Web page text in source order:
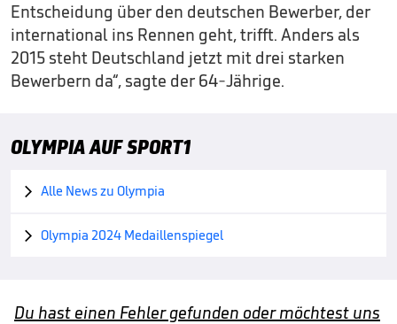
Entscheidung über den deutschen Bewerber, der
international ins Rennen geht, trifft. Anders als
2015 steht Deutschland jetzt mit drei starken
Bewerbern da“, sagte der 64-Jährige.
OLYMPIA AUF SPORT1
 Alle News zu Olympia
 Olympia 2024 Medaillenspiegel
Du hast einen Fehler gefunden oder möchtest uns